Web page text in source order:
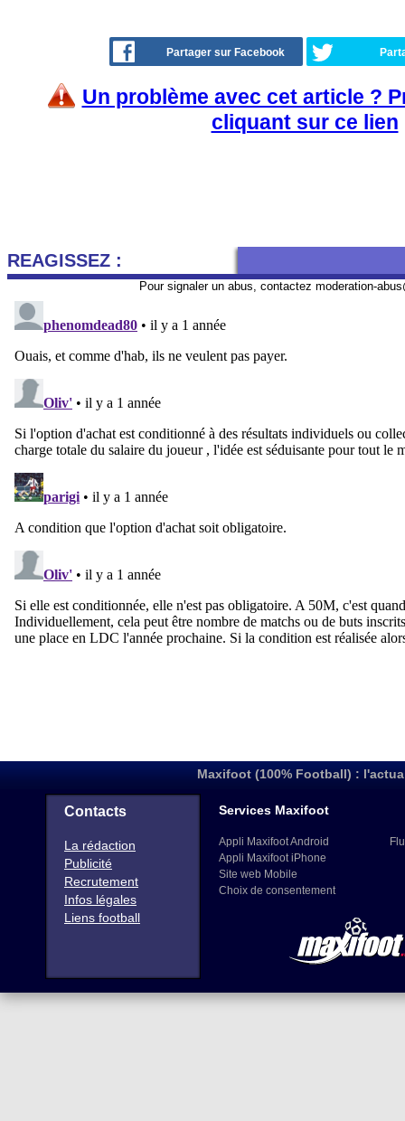
Partager sur Facebook
Un problème avec cet article ?
cliquant sur ce lien
REAGISSEZ :
Pour signaler un abus, contactez moderation-
Maxifoot (100% Football) :
Contacts
La rédaction
Publicité
Recrutement
Infos légales
Liens football
Services Maxifoot
Appli Maxifoot Android
Appli Maxifoot iPhone
Site web Mobile
Choix de consentement